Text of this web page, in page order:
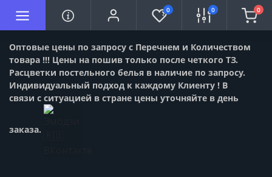
Оптовые цены по запросу с Перечнем и Количеством
товара !!! Цены на пошив только после четкого ТЗ.
Расцветки постельного белья в наличие по запросу.
Индивидуальный подход к каждому Клиенту ! В
связи с ситуацией в стране цены уточняйте в день
заказа.
0 0 0